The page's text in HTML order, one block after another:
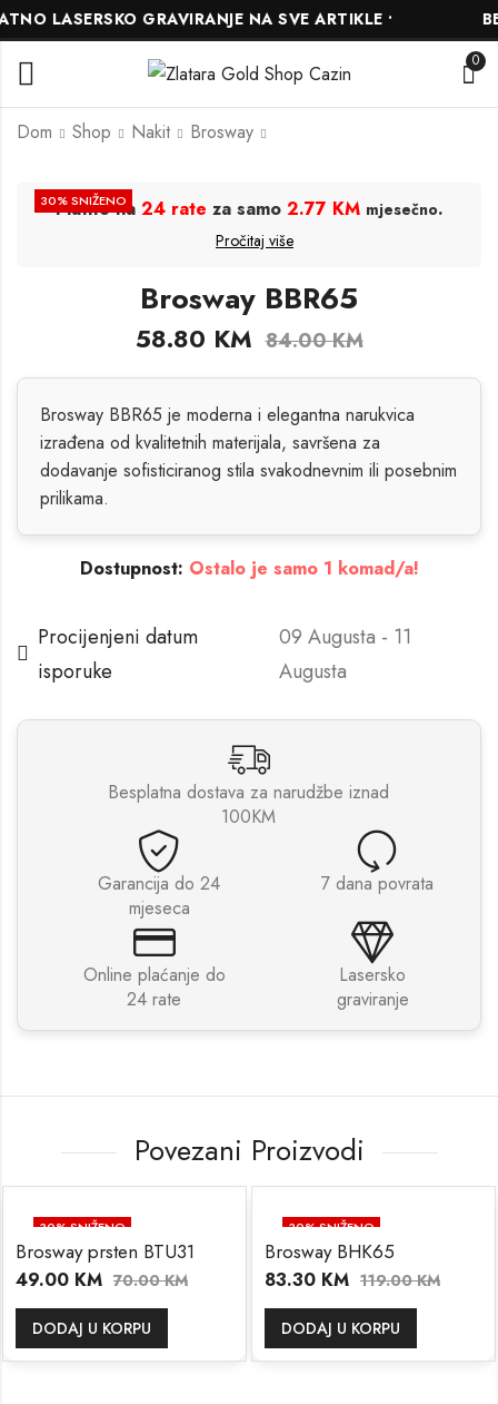
LASERSKO GRAVIRANJE NA SVE ARTIKLE •
0
Dom Shop Nakit Brosway
Brosway BNF15A
Brosway BBR55
30% SNIŽENO
Platite na 24 rate za samo 2.77 KM mjesečno.
Pročitaj više
Brosway BBR65
58.80 KM 84.00KM
Brosway BBR65 je moderna i elegantna narukvica
izrađena od kvalitetnih materijala, savršena za
dodavanje sofisticiranog stila svakodnevnim ili posebnim
prilikama.
Dostupnost: Ostalo je samo 1 komad/a!
Procijenjeni datum
isporuke
09 Augusta - 11
Augusta
Besplatna dostava za narudžbe iznad
100KM
Garancija do 24
mjeseca
7 dana povrata
Online plaćanje do
24 rate
Lasersko
graviranje
Povezani Proizvodi
30% SNIŽENO
Brosway prsten BTU31
49.00 KM 70.00KM
DODAJ U KORPU
30% SNIŽENO
Brosway BHK65
83.30 KM 119.00KM
DODAJ U KORPU